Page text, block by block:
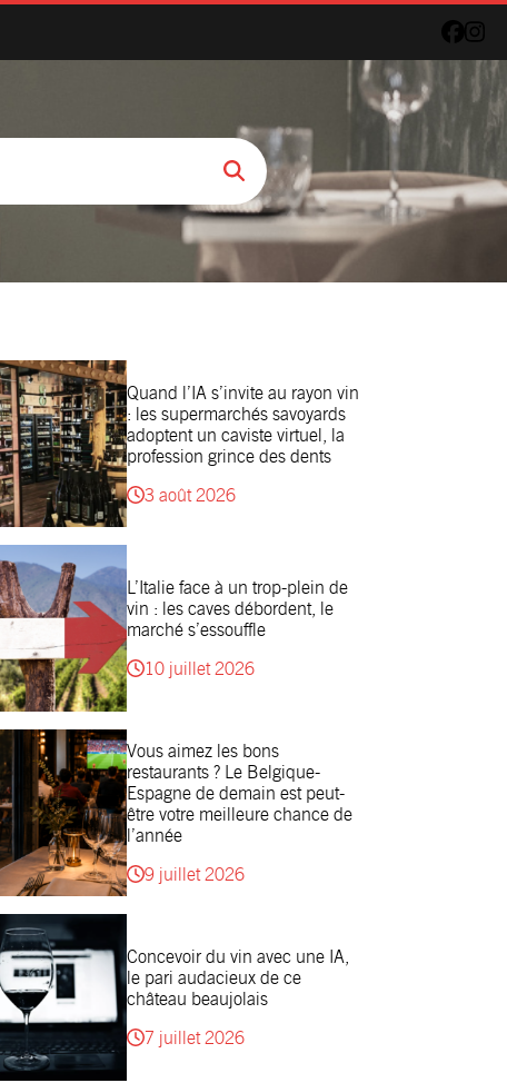
Quand l’IA s’invite au rayon vin
: les supermarchés savoyards
adoptent un caviste virtuel, la
profession grince des dents
3 août 2026
L’Italie face à un trop-plein de
vin : les caves débordent, le
marché s’essouffle
10 juillet 2026
Vous aimez les bons
restaurants ? Le Belgique-
Espagne de demain est peut-
être votre meilleure chance de
l’année
9 juillet 2026
Concevoir du vin avec une IA,
le pari audacieux de ce
château beaujolais
7 juillet 2026